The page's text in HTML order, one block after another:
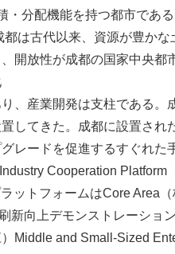
分配機能を持つ都市である
は古代以来、資源が豊か
開放性が成都の国家中央都
、産業開発は支柱である。
してきた。成都に設置され
レードを促進するすぐれた
Cooperation
ットフォームはCore Area
新向上デモンストレーショ
Middle and Small-Sized